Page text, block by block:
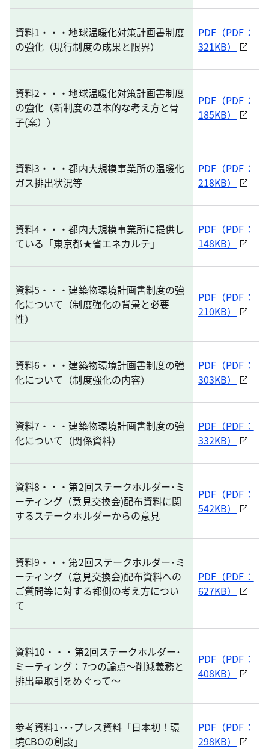
資料1・・・地球温暖化対策計画書制度
の強化（現行制度の成果と限界）
PDF（PDF：
321KB）
資料2・・・地球温暖化対策計画書制度
の強化（新制度の基本的な考え方と骨
子(案））
PDF（PDF：
185KB）
資料3・・・都内大規模事業所の温暖化
ガス排出状況等
PDF（PDF：
218KB）
資料4・・・都内大規模事業所に提供し
ている「東京都★省エネカルテ」
PDF（PDF：
148KB）
資料5・・・建築物環境計画書制度の強
化について（制度強化の背景と必要
性）
PDF（PDF：
210KB）
資料6・・・建築物環境計画書制度の強
化について（制度強化の内容）
PDF（PDF：
303KB）
資料7・・・建築物環境計画書制度の強
化について（関係資料）
PDF（PDF：
332KB）
資料8・・・第2回ステークホルダー･ミ
ーティング（意見交換会)配布資料に関
するステークホルダーからの意見
PDF（PDF：
542KB）
資料9・・・第2回ステークホルダー･ミ
ーティング（意見交換会)配布資料への
ご質問等に対する都側の考え方につい
て
PDF（PDF：
627KB）
資料10・・・第2回ステークホルダー･
ミーティング：7つの論点〜削減義務と
排出量取引をめぐって〜
PDF（PDF：
408KB）
参考資料1･･･プレス資料「日本初！環
境CBOの創設」
PDF（PDF：
298KB）